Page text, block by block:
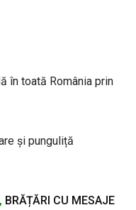
în toată România prin
și punguliță
, BRĂȚĂRI CU MESAJE